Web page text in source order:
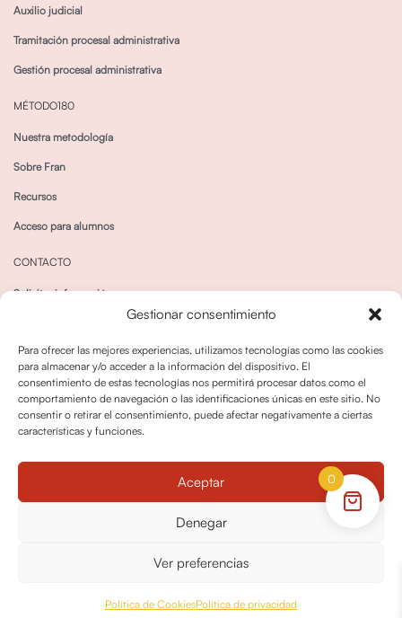
Gestionar consentimiento
Para ofrecer las mejores experiencias, utilizamos tecnologías como las cookies
para almacenar y/o acceder a la información del dispositivo. El
consentimiento de estas tecnologías nos permitirá procesar datos como el
comportamiento de navegación o las identificaciones únicas en este sitio. No
consentir o retirar el consentimiento, puede afectar negativamente a ciertas
características y funciones.
Aceptar
Denegar
Ver preferencias
Política de CookiesPolítica de privacidad
Auxilio judicial
Tramitación procesal administrativa
Gestión procesal administrativa
MÉTODO180
Nuestra metodología
Sobre Fran
Recursos
Acceso para alumnos
CONTACTO
Solicitar información
Política de cookies
Política dedevoluciones y cancelaciones
© OPO180 2026 Todos los derechos reservados
0